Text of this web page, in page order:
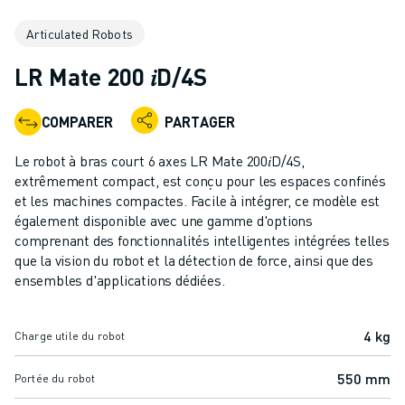
ROBOTS COLLABORATIFS
CONTRÔLEURS DE ROBOTS
ACCESSOIRES POUR ROBOTS
LOGICIEL ROBOT
LOGICIEL DE SIMULATION
PRODUITS DE ROBOTIQUE ÉDUCATIVE
AUTOMATISATION DES ROBOTS
ROBOTS DE SOUDAGE À L'ARC
ROBOTS ARTICULÉS
SÉRIE ARC MATE
ROBOTS POUR L'ALIMENTATION ET LES SALLES BLANCHES
ROBOTS PALETTISEURS
Articulated Robots
LR Mate 200 𝑖D/4S
COMPARER PARTAGER
Le robot à bras court 6 axes LR Mate 200𝑖D/4S,
extrêmement compact, est conçu pour les espaces confinés
et les machines compactes. Facile à intégrer, ce modèle est
également disponible avec une gamme d'options
comprenant des fonctionnalités intelligentes intégrées telles
que la vision du robot et la détection de force, ainsi que des
ensembles d'applications dédiées.
Charge utile du robot 4 kg
Portée du robot 550 mm